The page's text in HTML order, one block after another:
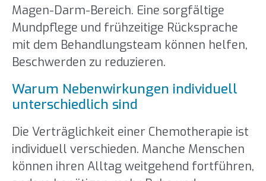
Magen-Darm-Bereich. Eine sorgfältige
Mundpflege und frühzeitige Rücksprache
mit dem Behandlungsteam können helfen,
Beschwerden zu reduzieren.
Warum Nebenwirkungen individuell
unterschiedlich sind
Die Verträglichkeit einer Chemotherapie ist
individuell verschieden. Manche Menschen
können ihren Alltag weitgehend fortführen,